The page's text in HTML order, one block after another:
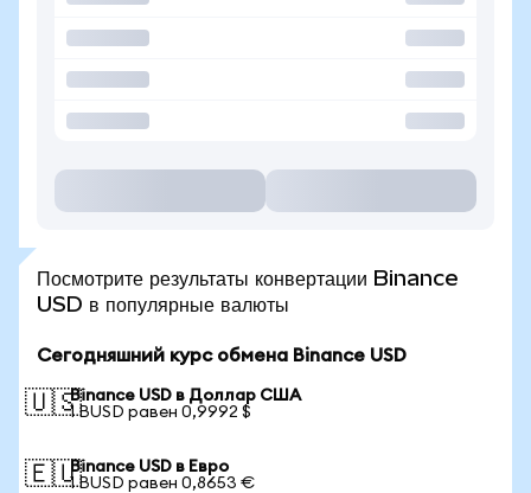
Посмотрите результаты конвертации Binance
USD в популярные валюты
Сегодняшний курс обмена Binance USD
🇺🇸Binance USD в Доллар США
1 BUSD равен 0,9992 $
🇪🇺Binance USD в Евро
1 BUSD равен 0,8653 €